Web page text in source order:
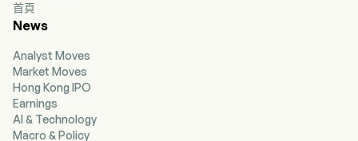
首頁
News
Analyst Moves
Market Moves
Hong Kong IPO
Earnings
AI & Technology
Macro & Policy